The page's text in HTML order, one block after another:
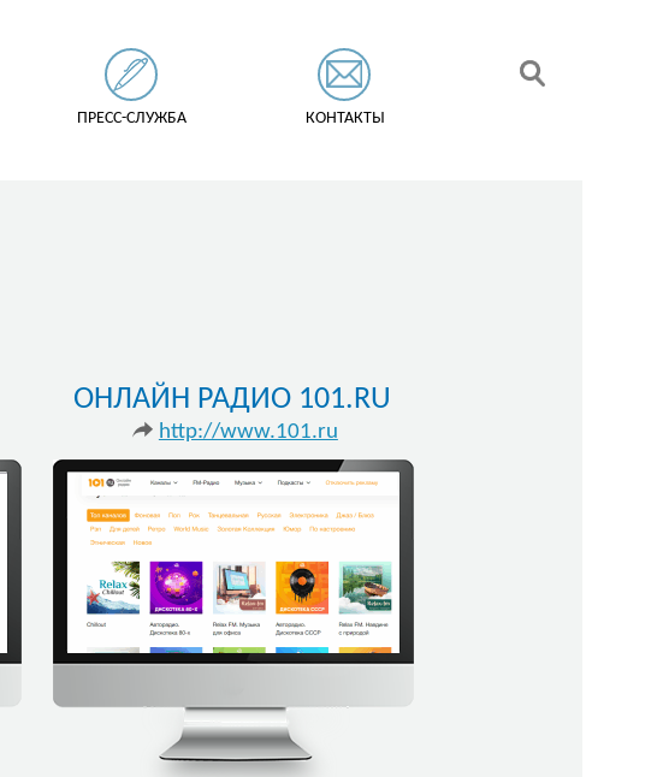
ПРЕСС-СЛУЖБА КОНТАКТЫ
ОНЛАЙН РАДИО 101.RU
http://www.101.ru